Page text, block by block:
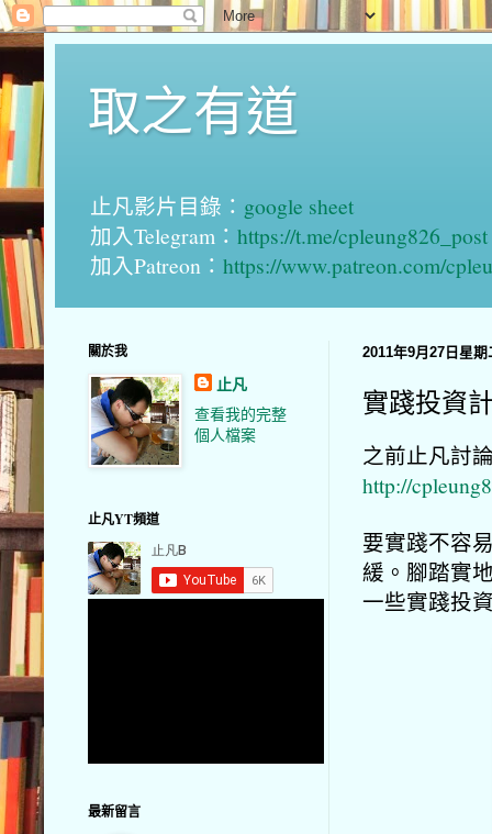
取之有道
止凡影片目錄： google sheet
加入Telegram： https://t.me/cpleung826_post
加入Patreon： https://www.patreon.com/
2011年9月27日星期
實踐投資
之前止凡討
http://
要實踐不容
緩。腳踏實
一些實踐投
關於我
止凡
查看我的完整
個人檔案
止凡YT頻道
最新留言